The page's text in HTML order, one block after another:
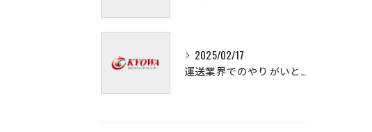
2025/02/17
運送業界でのやりがいと可能性